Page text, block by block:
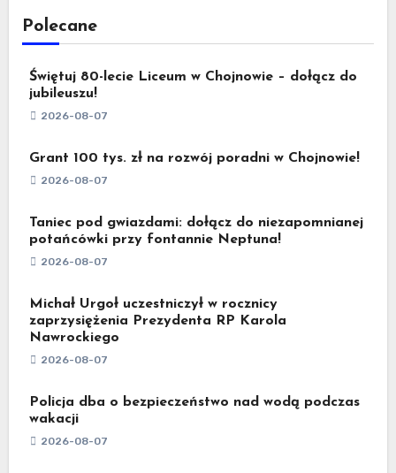
Polecane
Świętuj 80-lecie Liceum w Chojnowie – dołącz do
jubileuszu!
2026-08-07
Grant 100 tys. zł na rozwój poradni w Chojnowie!
2026-08-07
Taniec pod gwiazdami: dołącz do niezapomnianej
potańcówki przy fontannie Neptuna!
2026-08-07
Michał Urgoł uczestniczył w rocznicy
zaprzysiężenia Prezydenta RP Karola
Nawrockiego
2026-08-07
Policja dba o bezpieczeństwo nad wodą podczas
wakacji
2026-08-07